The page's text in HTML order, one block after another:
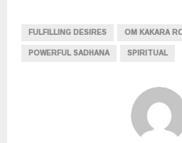
FULFILLING DESIRES
OM KAKARA
POWERFUL SADHANA
SPIRITUAL